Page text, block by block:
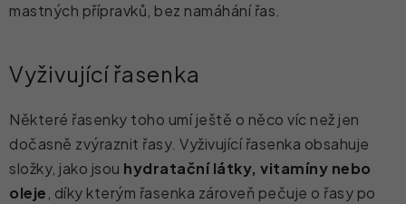
mastných přípravků, bez namáhání řas.
Vyživující řasenka
Některé řasenky toho umí ještě o něco víc než jen
dočasně zvýraznit řasy. Vyživující řasenka obsahuje
složky, jako jsou hydratační látky, vitamíny nebo
oleje, díky kterým řasenka zároveň pečuje o řasy po